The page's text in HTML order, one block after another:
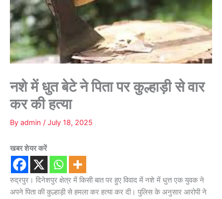
नशे में धुत बेटे ने पिता पर कुल्हाड़ी से वार
कर की हत्या
By admin / July 18, 2025
खबर शेयर करें
रुद्रपुर। दिनेशपुर क्षेत्र में किसी बात पर हुए विवाद में नशे में धुत्त एक युवक ने
अपने पिता की कुल्हाड़ी से हमला कर हत्या कर दी। पुलिस के अनुसार आरोपी ने